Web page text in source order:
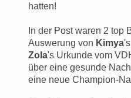
hatten!
In der Post waren 2 top
Auswerung von Kimya
Zola's Urkunde vom
über eine gesunde
eine neue Champion-